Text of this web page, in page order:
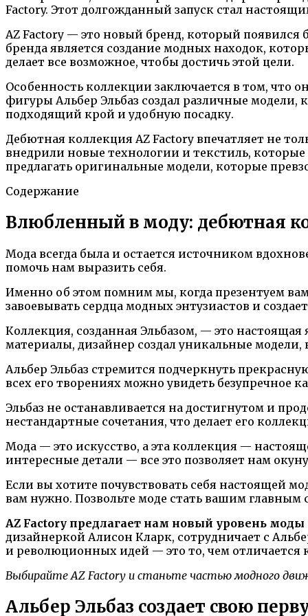
Factory. Этот долгожданный запуск стал
AZ Factory — это новый бренд, который появился
бренда является создание модных находок,
делает все возможное, чтобы достичь этой цели.
Особенность коллекции заключается в том, что
фигуры Альбер Эльбаз создал различные модели,
подходящий крой и удобную посадку.
Дебютная коллекция AZ Factory впечатляет не
внедрили новые технологии и текстиль,
предлагать оригинальные модели, которые
Содержание
Влюбленный в моду: дебютная
Мода всегда была и остается источником
помочь нам выразить себя.
Именно об этом помним мы, когда презентуем
завоевывать сердца модных энтузиастов и
Коллекция, созданная Эльбазом, — это
материалы, дизайнер создал уникальные
Альбер Эльбаз стремится подчеркнуть
всех его творениях можно увидеть безупречное
Эльбаз не останавливается на достигнутом и
нестандартные сочетания, что делает его
Мода — это искусство, а эта коллекция —
интересные детали — все это позволяет нам
Если вы хотите почувствовать себя настоящей
вам нужно. Позвольте моде стать вашим
AZ Factory предлагает нам новый уровень
дизайнеркой Алисон Кларк, сотрудничает с
и революционных идей — это то, чем отличается
Выбирайте AZ Factory и станьте частью модного
Альбер Эльбаз создает свою